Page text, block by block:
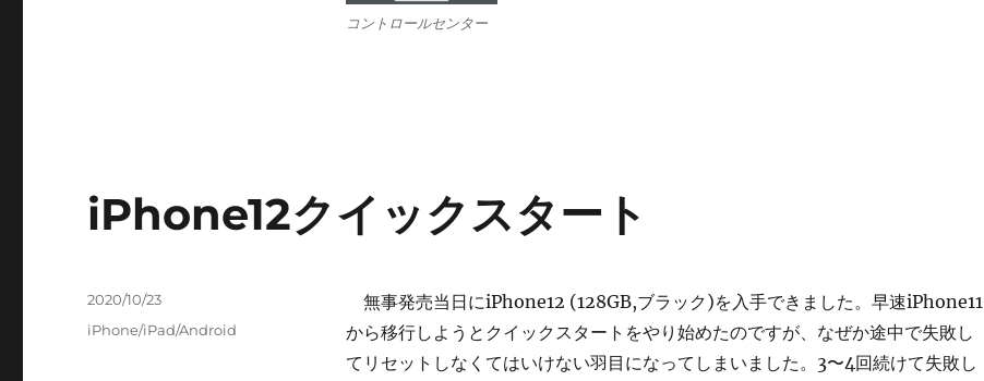
コントロールセンター
iPhone12クイックスタート
無事発売当日にiPhone12 (128GB,ブラック)を入手できました。早速iPhone11
から移行しようとクイックスタートをやり始めたのですが、なぜか途中で失敗し
てリセットしなくてはいけない羽目になってしまいました。3〜4回続けて失敗し
投
稿
2020/10/23
カ
iPhone/iPad/Android